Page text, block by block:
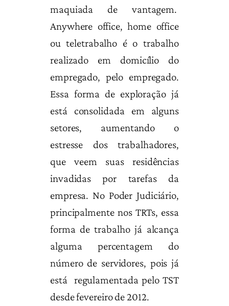
maquiada de vantagem.
Anywhere office, home office
ou teletrabalho é o trabalho
realizado em domicílio do
empregado, pelo empregado.
Essa forma de exploração já
está consolidada em alguns
setores, aumentando o
estresse dos trabalhadores,
que veem suas residências
invadidas por tarefas da
empresa. No Poder Judiciário,
principalmente nos TRTs, essa
forma de trabalho já alcança
alguma percentagem do
número de servidores, pois já
está regulamentada pelo TST
desde fevereiro de 2012.